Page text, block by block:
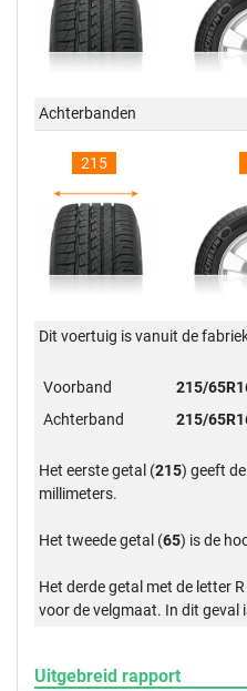
Achterbanden
215
Dit voertuig is vanuit de
Voorband
215/
Achterband
215/
Het eerste getal (215) geeft
millimeters.
Het tweede getal (65) is de
Het derde getal met de letter
voor de velgmaat. In dit geval
Uitgebreid rapport